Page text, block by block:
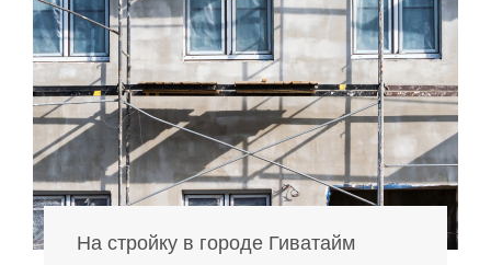
На стройку в городе Гиватайм